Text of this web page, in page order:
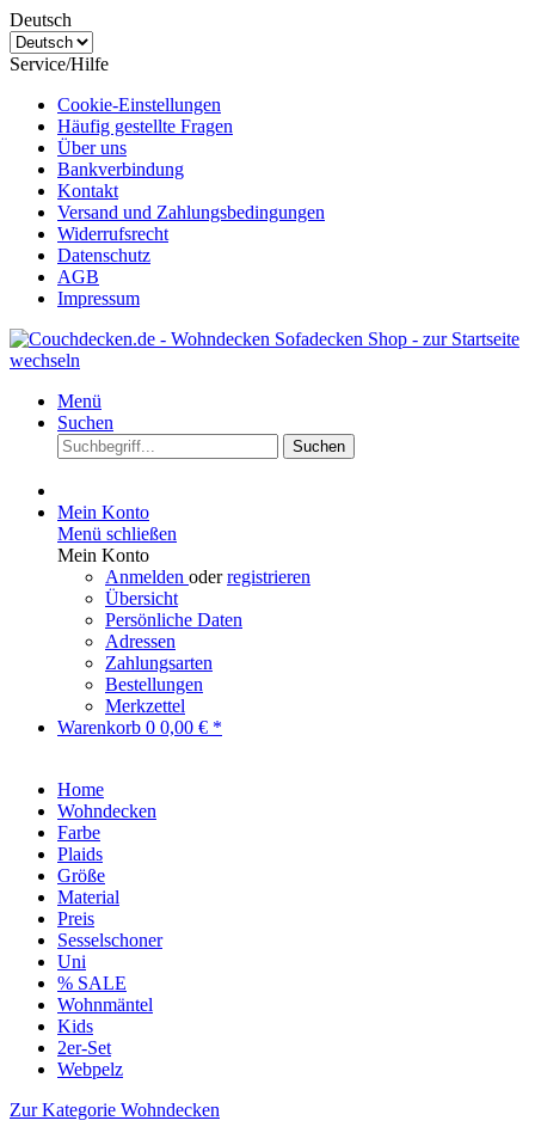
Deutsch
Service/Hilfe
Cookie-Einstellungen
Häufig gestellte Fragen
Über uns
Bankverbindung
Kontakt
Versand und Zahlungsbedingungen
Widerrufsrecht
Datenschutz
AGB
Impressum
Menü
Suchen
Suchen
Mein Konto
Menü schließen
Mein Konto
Anmelden oderregistrieren
Übersicht
Persönliche Daten
Adressen
Zahlungsarten
Bestellungen
Merkzettel
Warenkorb 0 0,00 € *
Home
Wohndecken
Farbe
Plaids
Größe
Material
Preis
Sesselschoner
Uni
% SALE
Wohnmäntel
Kids
2er-Set
Webpelz
Zur Kategorie Wohndecken